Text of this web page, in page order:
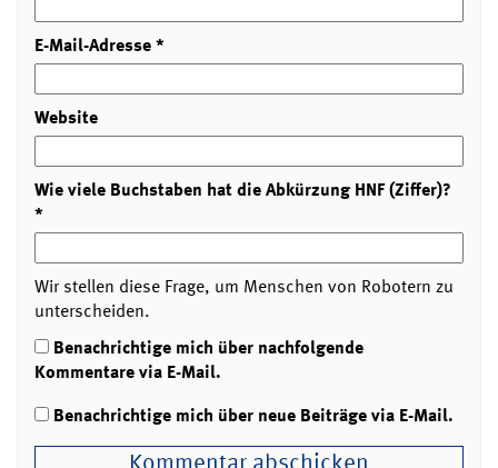
E-Mail-Adresse*
Website
Wie viele Buchstaben hat die Abkürzung HNF (Ziffer)?
*
Wir stellen diese Frage, um Menschen von Robotern zu
unterscheiden.
Benachrichtige mich über nachfolgende
Kommentare via E-Mail.
Benachrichtige mich über neue Beiträge via E-Mail.